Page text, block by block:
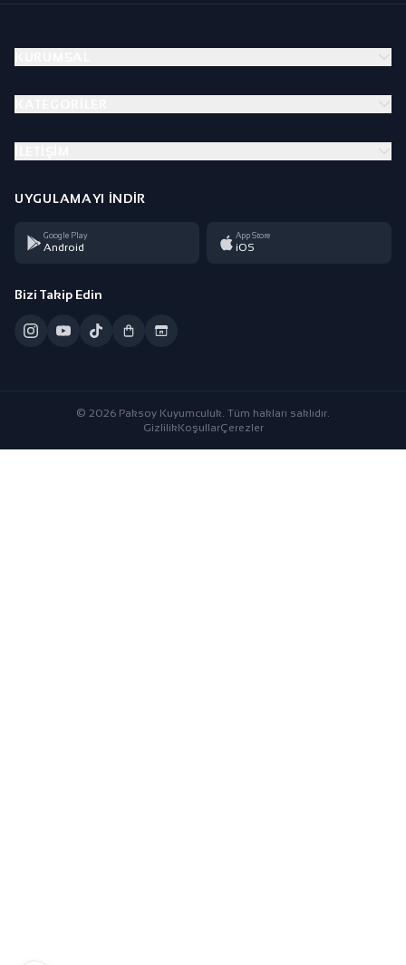
UYGULAMAYI İNDIR
Google Play
Android
App Store
iOS
Bizi Takip Edin
© 2026 Paksoy Kuyumculuk. Tüm hakları saklıdır.
GizlilikKoşullarÇerezler